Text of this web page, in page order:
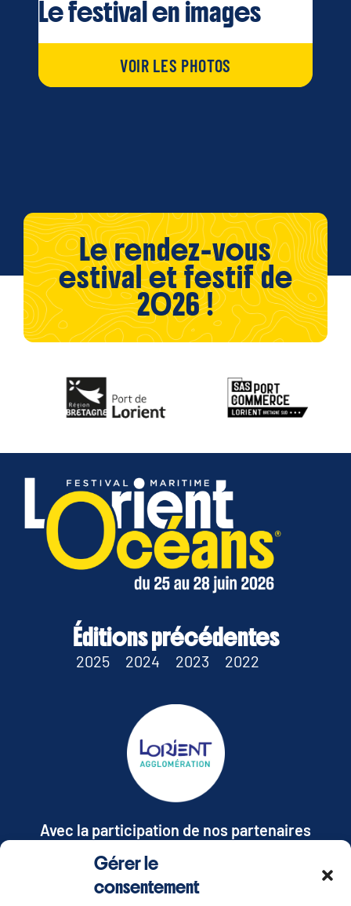
Gérer le
consentement
Le festival en images
VOIR LES PHOTOS
Le rendez-vous
estival et festif de
2026 !
Éditions précédentes
2025 2024 2023 2022
Avec la participation de nos partenaires
TOUS NOS PARTENAIRES